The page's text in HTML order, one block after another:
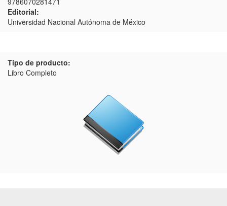
Editorial:
Universidad Nacional Autónoma de México
Tipo de producto:
Libro Completo